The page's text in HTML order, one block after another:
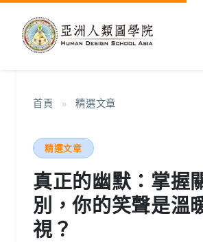
首頁 » 精選文章
精選文章
真正的幽默：掌握
別，你的笑聲是溫
視？